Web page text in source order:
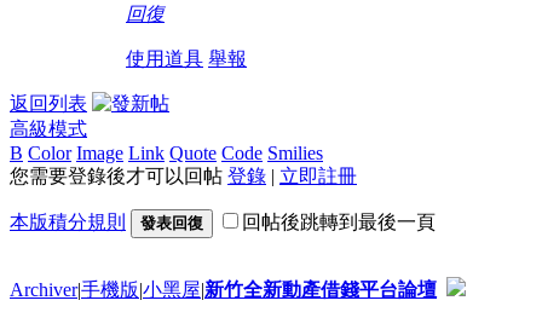
回復
使用道具 舉報
返回列表
高級模式
B Color Image Link Quote Code Smilies
您需要登錄後才可以回帖 登錄 | 立即註冊
本版積分規則 發表回復 回帖後跳轉到最後一頁
Archiver|手機版|小黑屋|新竹全新動產借錢平台論壇